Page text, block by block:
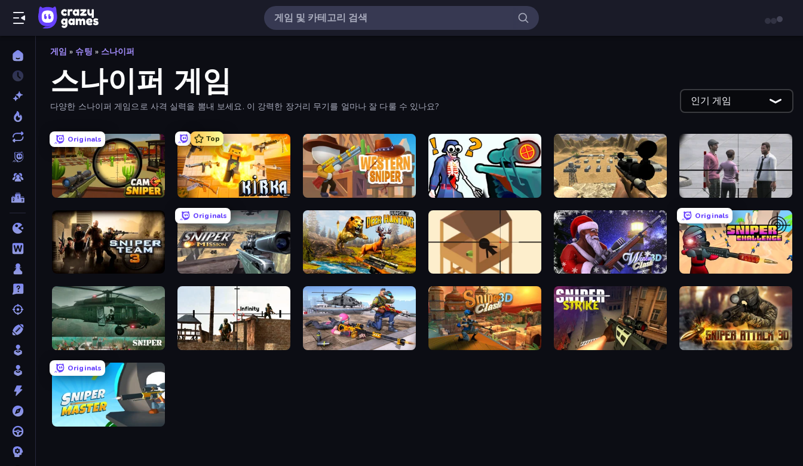
게임 » 슈팅 » 스나이퍼
스나이퍼 게임
다양한 스나이퍼 게임으로 사격 실력을 뽐내 보세요. 이 강력한 장거리 무기를 얼마나 잘 다룰 수 있나요? 인기 게임
Originals
Camo Sniper
Top
Kirka.io Western Sniper Sniper Shot: Bullet Time Ghost Sniper
Sniper Team 3
Originals
Sniper Mission Jungle Deer Hunting Elite Sniper Winter Clash 3D
Originals
Sniper Challenge
SNIPER Lethal Sniper 3D: Army Soldier FPS Commando Gun Shooting Game Sniper Clash 3D Sniper Strike Sniper Attack 3D: Shooting War
Originals